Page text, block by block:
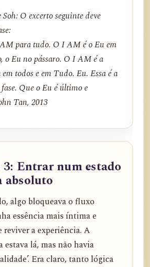
O excerto seguinte deve
para tudo. O I AM é o Eu em
o Eu no pássaro. O I AM é a
todos e em Tudo. Eu. Essa é a
Que o Eu é último e
Tan, 2013
3: Entrar num estado
absoluto
algo bloqueava o fluxo
essência mais íntima e
reviver a experiência. A
estava lá, mas não havia
Era claro, tanto lógica